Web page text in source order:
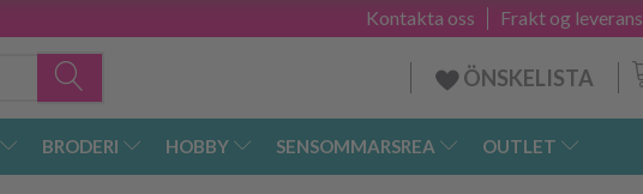
Frakt og leverans
Kontakta oss
ÖNSKELISTA
BRODERI HOBBY SENSOMMARSREA OUTLET